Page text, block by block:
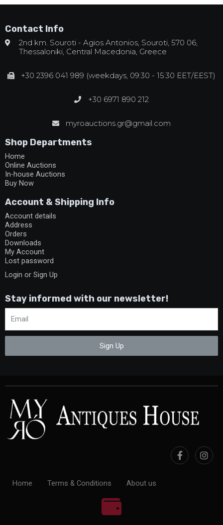
Contact Info
2nd km. Souroti - Agios Antonios, Souroti, 570 06,
Thessaloniki, Central Macedonia, Greece
+30 2396 041 989 (weekdays, 09:30 - 15:30 EET/EEST)
+30 6971 890 212
myroauctions.gr@gmail.com
Shop Departments
Home
Online Auctions
In-house Auctions
Buy Now
Account & Shipping Info
Account details
Address
Orders
Downloads
My Account
Lost password
Login or Sign Up
Stay informed with our newsletter!
Sign Up
Home Terms & Conditions About us